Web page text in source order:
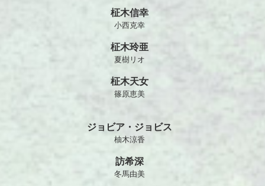
柾木信幸
小西克幸
柾木玲亜
夏樹リオ
柾木天女
篠原恵美
ジョビア・ジョビス
柚木涼香
訪希深
冬馬由美